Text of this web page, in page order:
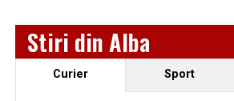
Jaf de peste 300.000 de euro,
păgubită susține că ancheta
aproape o lună de la spargere
Locuri de muncă în Sântimbru,
Stiri din Alba
Curier Sport